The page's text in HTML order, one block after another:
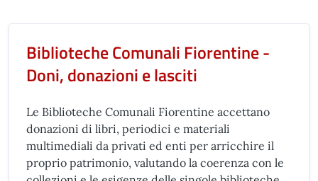
Biblioteche Comunali Fiorentine -
Doni, donazioni e lasciti
Le Biblioteche Comunali Fiorentine accettano
donazioni di libri, periodici e materiali
multimediali da privati ed enti per arricchire il
proprio patrimonio, valutando la coerenza con le